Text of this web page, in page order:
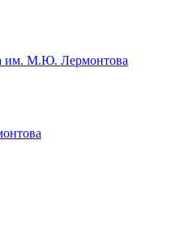
им. М.Ю. Лермонтова